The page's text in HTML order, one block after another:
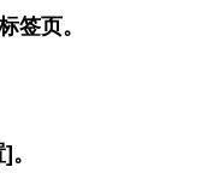
签页。